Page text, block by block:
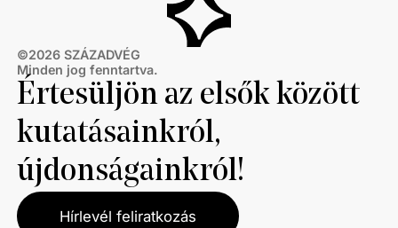
©2026 SZÁZADVÉG
Minden jog fenntartva.
Értesüljön az elsők között
kutatásainkról,
újdonságainkról!
Hírlevél feliratkozás